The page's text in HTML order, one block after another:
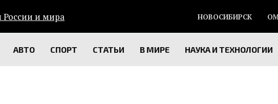
НОВОСИБИРСК
АВТО СПОРТ СТАТЬИ В МИРЕ НАУКА И ТЕХНОЛОГИИ